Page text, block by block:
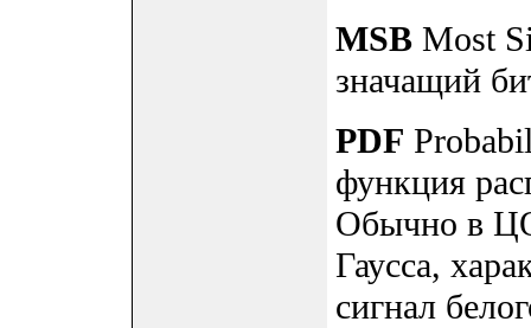
MSB Most
значащий
PDF
функция
Обычно в
Гаусса,
сигнал